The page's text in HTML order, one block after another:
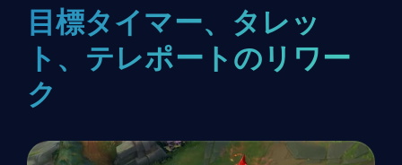
目標タイマー、タレッ
ト、テレポートのリワー
ク